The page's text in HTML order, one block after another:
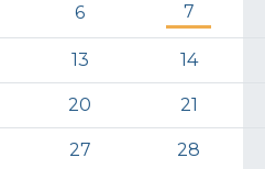
6 7
13 14
20 21
27 28